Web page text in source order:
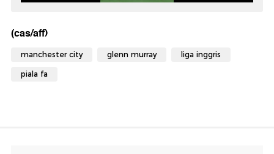
(cas/aff)
manchester city glenn murray liga inggris
piala fa